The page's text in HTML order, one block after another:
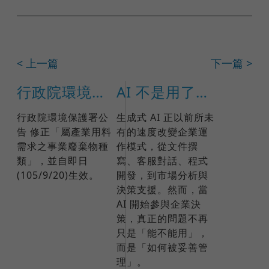
< 上一篇 下一篇 >
行政院環境保護署公告 修正「屬產業用料需求之事業廢棄物種類」
行政院環境保護署公
告 修正「屬產業用料
需求之事業廢棄物種
類」，並自即日
(105/9/20)生效。
AI 不是用了就好：ISO 42001 如何打造企業可信任的 AI 治理
生成式 AI 正以前所未
有的速度改變企業運
作模式，從文件撰
寫、客服對話、程式
開發，到市場分析與
決策支援。然而，當
AI 開始參與企業決
策，真正的問題不再
只是「能不能用」，
而是「如何被妥善管
理」。